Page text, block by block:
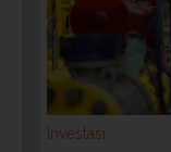
Investasi